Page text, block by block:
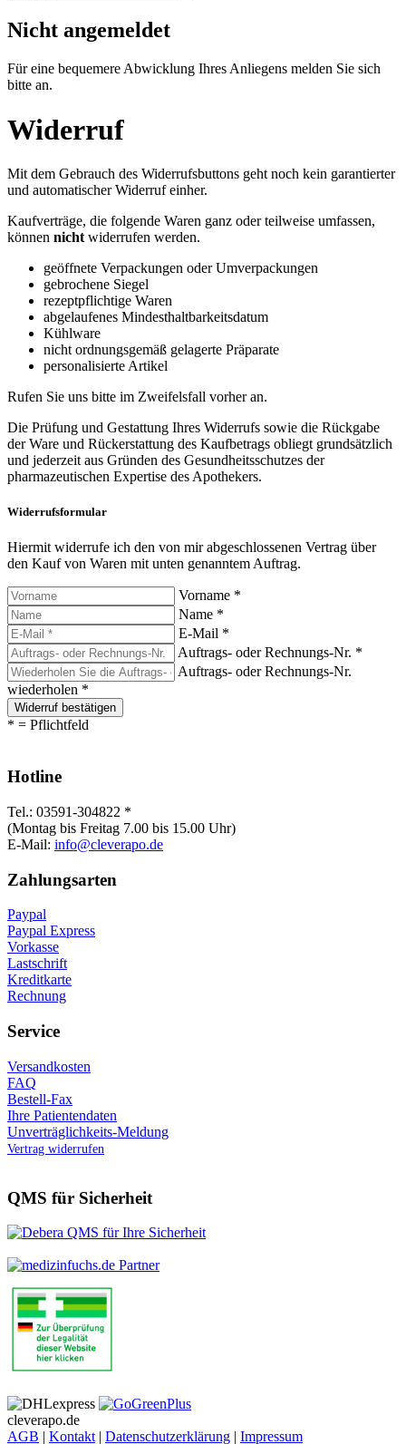
Nicht angemeldet
Für eine bequemere Abwicklung Ihres Anliegens melden Sie sich
bitte an.
Widerruf
Mit dem Gebrauch des Widerrufsbuttons geht noch kein garantierter
und automatischer Widerruf einher.
Kaufverträge, die folgende Waren ganz oder teilweise umfassen,
können nicht widerrufen werden.
geöffnete Verpackungen oder Umverpackungen
gebrochene Siegel
rezeptpflichtige Waren
abgelaufenes Mindesthaltbarkeitsdatum
Kühlware
nicht ordnungsgemäß gelagerte Präparate
personalisierte Artikel
Rufen Sie uns bitte im Zweifelsfall vorher an.
Die Prüfung und Gestattung Ihres Widerrufs sowie die Rückgabe
der Ware und Rückerstattung des Kaufbetrags obliegt grundsätzlich
und jederzeit aus Gründen des Gesundheitsschutzes der
pharmazeutischen Expertise des Apothekers.
Widerrufsformular
Hiermit widerrufe ich den von mir abgeschlossenen Vertrag über
den Kauf von Waren mit unten genanntem Auftrag.
Vorname *
Name *
E-Mail *
Auftrags- oder Rechnungs-Nr. *
Auftrags- oder Rechnungs-Nr.
wiederholen *
Widerruf bestätigen
* = Pflichtfeld
Hotline
Tel.: 03591-304822 *
(Montag bis Freitag 7.00 bis 15.00 Uhr)
E-Mail: info@cleverapo.de
Zahlungsarten
Paypal
Paypal Express
Vorkasse
Lastschrift
Kreditkarte
Rechnung
Service
Versandkosten
FAQ
Bestell-Fax
Ihre Patientendaten
Unverträglichkeits-Meldung
Vertrag widerrufen
QMS für Sicherheit
cleverapo.de
AGB | Kontakt | Datenschutzerklärung | Impressum